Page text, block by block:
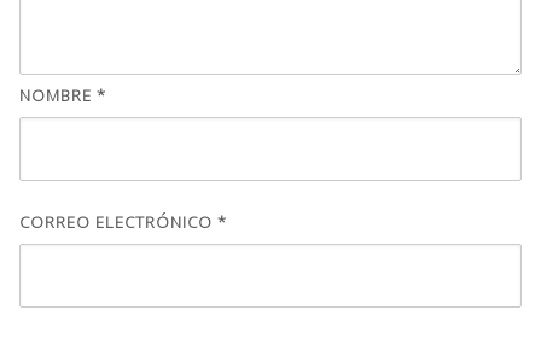
NOMBRE *
CORREO ELECTRÓNICO *